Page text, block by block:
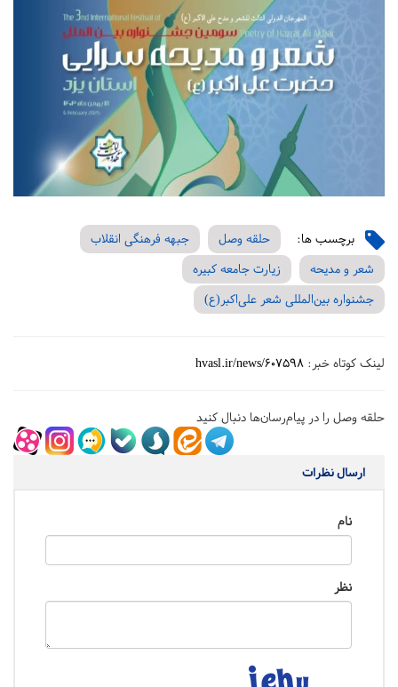
برچسب ها: حلقه وصل
جبهه فرهنگی انقلاب
شعر و مدیحه
زیارت جامعه کبیره
جشنواره بین‌المللی شعر علی‌اکبر(ع)
لینک کوتاه خبر: hvasl.ir/news/607598
حلقه وصل را در پیام‌رسان‌ها دنبال کنید
ارسال نظرات
نام
نظر